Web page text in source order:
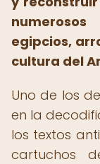
egipcios,
cultura del
Uno de los
en la
los textos
cartuchos